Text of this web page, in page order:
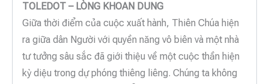
TOLEDOT – LÒNG KHOAN DUNG
Giữa thời điểm của cuộc xuất hành, Thiên Chúa hiện
ra giữa dân Người với quyền năng vô biên và một nhà
tư tưởng sâu sắc đã giới thiệu về một cuộc thần hiện
kỳ diệu trong dự phóng thiêng liêng. Chúng ta không